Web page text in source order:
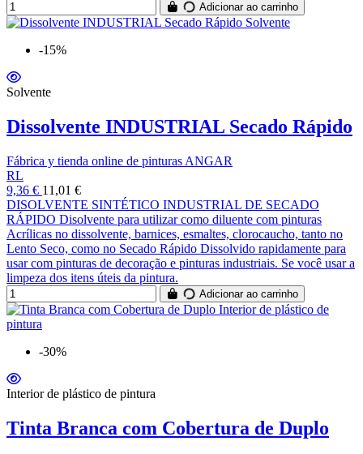
Adicionar ao carrinho
-15%
Solvente
Dissolvente INDUSTRIAL Secado Rápido
Fábrica y tienda online de pinturas ANGAR
RL
9,36 € 11,01 €
DISOLVENTE SINTÉTICO INDUSTRIAL DE SECADO
RÁPIDO Disolvente para utilizar como diluente com pinturas
Acrílicas no dissolvente, barnices, esmaltes, clorocaucho, tanto no
Lento Seco, como no Secado Rápido Dissolvido rapidamente para
usar com pinturas de decoração e pinturas industriais. Se você usar a
limpeza dos itens úteis da pintura.
Adicionar ao carrinho
-30%
Interior de plástico de pintura
Tinta Branca com Cobertura de Duplo